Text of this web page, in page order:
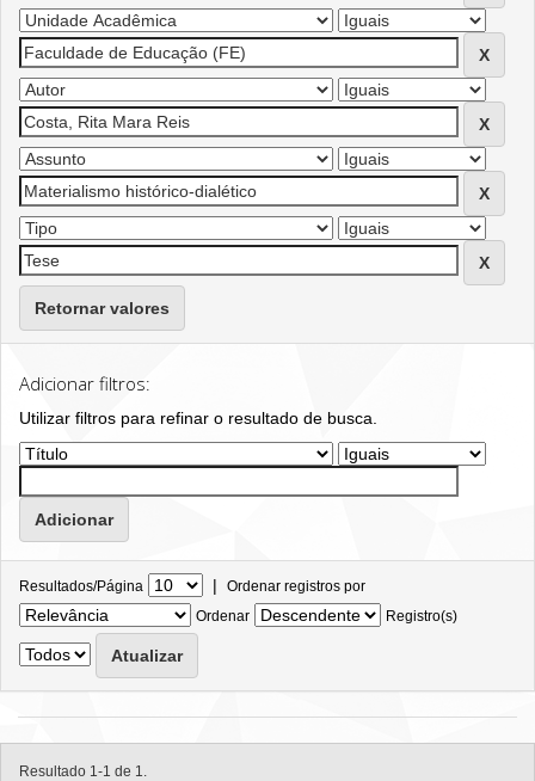
Retornar valores
Adicionar filtros:
Utilizar filtros para refinar o resultado de busca.
Resultados/Página | Ordenar registros por
Ordenar
Registro(s)
Resultado 1-1 de 1.